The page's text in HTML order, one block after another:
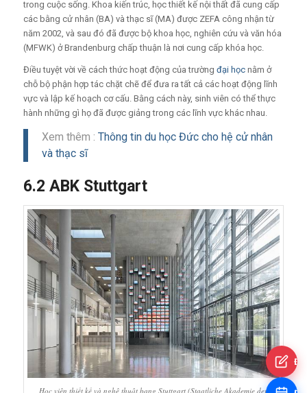
trong cuộc sống. Khoa kiến trúc, học thiết kế nội thất đã cung cấp
các bằng cử nhân (BA) và thạc sĩ (MA) được ZEFA công nhận từ
năm 2002, và sau đó đã được bộ khoa học, nghiên cứu và văn hóa
(MFWK) ở Brandenburg chấp thuận là nơi cung cấp khóa học.
Điều tuyệt vời về cách thức hoạt động của trường đại họcnằm ở
chỗ bộ phận hợp tác chặt chẽ để đưa ra tất cả các hoạt động lĩnh
vực và lập kế hoạch cơ cấu. Bằng cách này, sinh viên có thể thực
hành những gì họ đã được giảng trong các lĩnh vực khác nhau.
Xem thêm : Thông tin du học Đức cho hệ cử nhân
và thạc sĩ
6.2 ABK Stuttgart
Học viện thiết kế và nghệ thuật bang Stuttgart (Staatliche Akademie der